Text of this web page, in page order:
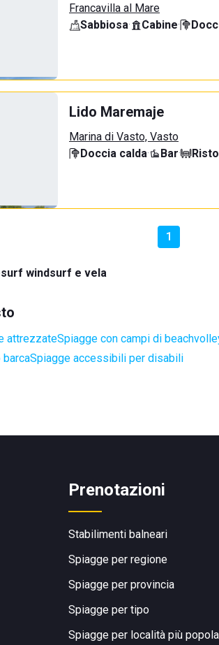
Francavilla al Mare
Sabbiosa· Cabine·
Lido Maremaje
Marina di Vasto, Vasto
Doccia calda· Bar·
1
windsurf e vela
attrezzateSpiagge con campi di
Spiagge accessibili per disabili
Prenotazioni
Stabilimenti balneari
Spiagge per regione
Spiagge per provincia
Spiagge per tipo
Spiagge per località più